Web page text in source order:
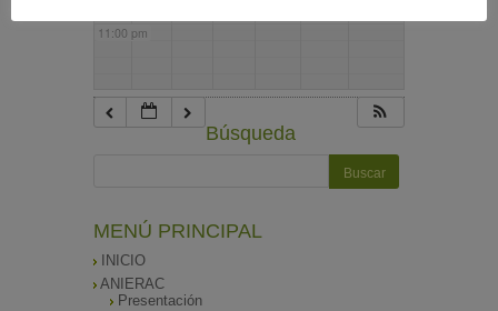
11:00 pm
Búsqueda
MENÚ PRINCIPAL
INICIO
ANIERAC
Presentación